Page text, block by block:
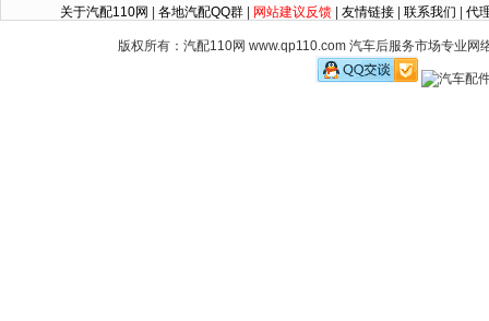
关于汽配110网 各地汽配QQ群 网站建议反馈 友情链接 联系我们 代
版权所有：汽配110网 www.qp110.com 汽车后服务市场专业网